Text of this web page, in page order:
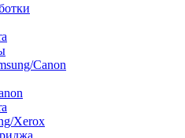
Canon
Xerox